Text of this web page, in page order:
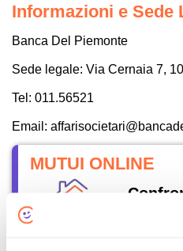
Informazioni e Sede
Banca Del Piemonte
Sede legale: Via Cernaia 7,
Tel: 011.56521
Email:
MUTUI ONLINE